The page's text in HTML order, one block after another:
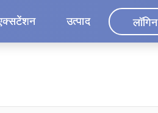
उत्पाद लॉगिन